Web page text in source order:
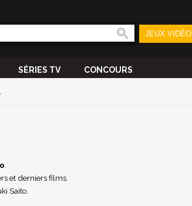
JEUX VIDÉO
SÉRIES TV CONCOURS
et derniers films.
Saito.